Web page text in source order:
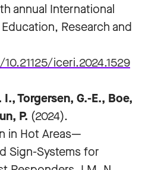
annual International
Research and
iceri.2024.1529
Torgersen, G.-E., Boe,
P. (2024).
in Hot Areas—
Sign-Systems for